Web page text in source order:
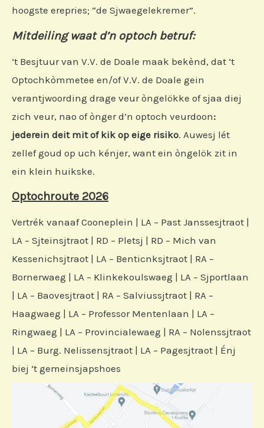
hoogste erepries; “de Sjwaegelekremer”.
Mitdeiling waat d’n optoch betruf:
’t Besjtuur van V.V. de Doale maak bekènd, dat ‘t
Optochkòmmetee en/of V.V. de Doale gein
verantjwoording drage veur òngelökke of sjaa diej
zich veur, nao of ònger d’n optoch veurdoon:
jederein deit mit of kik op eige risiko. Auwesj lét
zellef goud op uch kénjer, want ein òngelök zit in
ein klein huikske.
Optochroute 2026
Vertrék vanaaf Cooneplein | LA – Past Janssesjtraot |
LA – Sjteinsjtraot | RD – Pletsj | RD – Mich van
Kessenichsjtraot | LA – Benticnksjtraot | RA –
Bornerwaeg | LA – Klinkekoulswaeg | LA – Sjportlaan
| LA – Baovesjtraot | RA – Salviussjtraot | RA –
Haagwaeg | LA – Professor Mentenlaan | LA –
Ringwaeg | LA – Provincialewaeg | RA – Nolenssjtraot
| LA – Burg. Nelissensjtraot | LA – Pagesjtraot | Énj
biej ‘t gemeinsjapshoes